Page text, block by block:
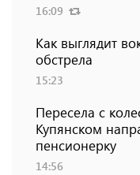
16:09
Как выглядит
обстрела
15:23
Пересела с
Купянском
пенсионерку
14:56